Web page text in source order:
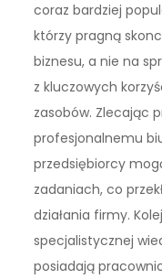
coraz bardziej
którzy pragną
biznesu, a nie na
z kluczowych
zasobów. Zlecając
profesjonalnemu
przedsiębiorcy
zadaniach, co
działania firmy.
specjalistycznej
posiadają